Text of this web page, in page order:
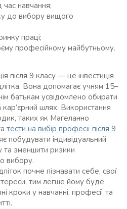
навчання;
до вибору вищого
праці;
професійному майбутньому.
після 9 класу — це інвестиція
Вона допомагає учням 15–
батькам усвідомлено обирати
кар’єрний шлях. Використання
таких як Магеланно
тести на вибір професії після 9
побудувати індивідуальний
та зменшити ризики
вибору.
почне пізнавати себе, свої
тим легше йому буде
кроки у навчанні, професії та